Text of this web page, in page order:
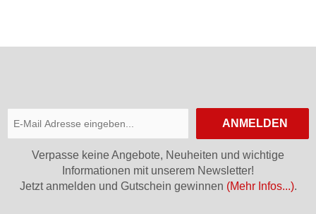
ANMELDEN
Verpasse keine Angebote, Neuheiten und wichtige
Informationen mit unserem Newsletter!
Jetzt anmelden und Gutschein gewinnen (Mehr Infos...).